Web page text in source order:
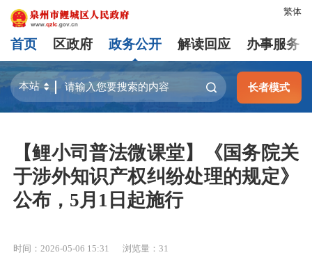
繁体
首页 区政府 政务公开 解读回应 办事服务
长者模式
【鲤小司普法微课堂】《国务院关
于涉外知识产权纠纷处理的规定》
公布，5月1日起施行
时间：2026-05-06 15:31 浏览量： 31